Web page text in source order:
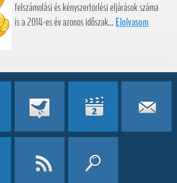
felszámolási és kényszertörlési eljárások száma
is a 2014-es év azonos időszak... Elolvasom